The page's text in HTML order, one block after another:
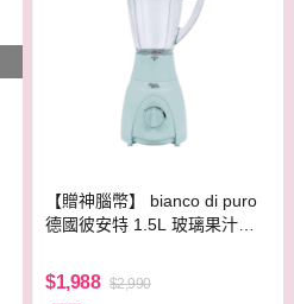
【贈神腦幣】 bianco di puro
德國彼安特 1.5L 玻璃果汁調
$1,988 $2,990